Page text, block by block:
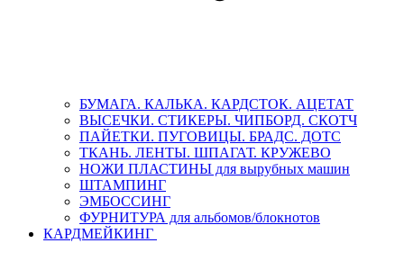
БУМАГА. КАЛЬКА. КАРДСТОК. АЦЕТАТ
ВЫСЕЧКИ. СТИКЕРЫ. ЧИПБОРД. СКОТЧ
ПАЙЕТКИ. ПУГОВИЦЫ. БРАДС. ДОТС
ТКАНЬ. ЛЕНТЫ. ШПАГАТ. КРУЖЕВО
НОЖИ ПЛАСТИНЫ для вырубных машин
ШТАМПИНГ
ЭМБОССИНГ
ФУРНИТУРА для альбомов/блокнотов
КАРДМЕЙКИНГ